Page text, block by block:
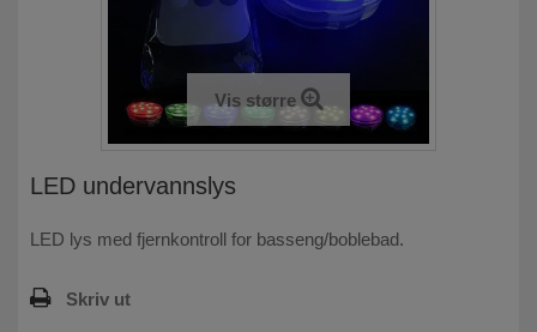
Vis større
LED undervannslys
LED lys med fjernkontroll for basseng/boblebad.
Skriv ut